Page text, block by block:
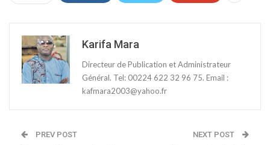
Karifa Mara
Directeur de Publication et Administrateur
Général. Tel: 00224 622 32 96 75. Email :
kafmara2003@yahoo.fr
PREV POST NEXT POST